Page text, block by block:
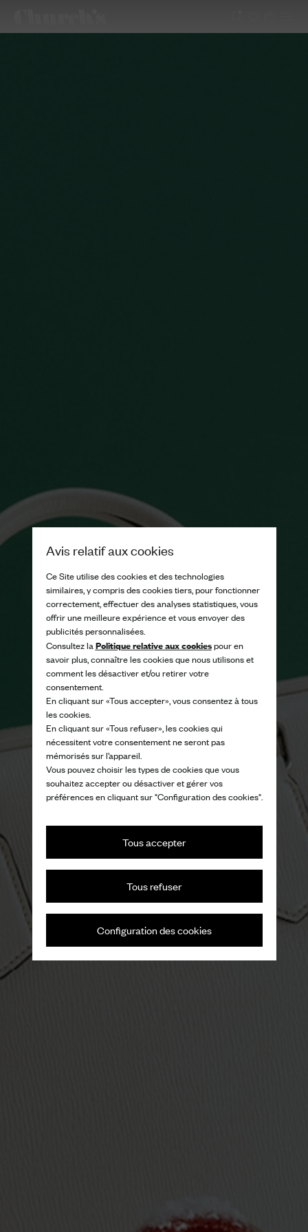
Avis relatif aux cookies
Ce Site utilise des cookies et des technologies
similaires, y compris des cookies tiers, pour fonctionner
correctement, effectuer des analyses statistiques, vous
offrir une meilleure expérience et vous envoyer des
publicités personnalisées.
Consultez laPolitique relative aux cookiespour en
savoir plus, connaître les cookies que nous utilisons et
comment les désactiver et/ou retirer votre
consentement.
En cliquant sur «Tous accepter», vous consentez à tous
les cookies.
En cliquant sur «Tous refuser», les cookies qui
nécessitent votre consentement ne seront pas
mémorisés sur l’appareil.
Vous pouvez choisir les types de cookies que vous
souhaitez accepter ou désactiver et gérer vos
préférences en cliquant sur "Configuration des cookies".
Tous accepter
Tous refuser
Configuration des cookies
Raffinée, dandy et indéniablement
britannique